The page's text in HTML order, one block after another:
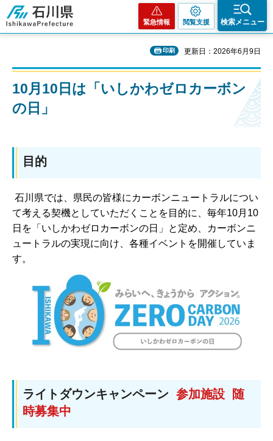
石川県
緊急情報 閲覧支援 検索メニュー
印刷 更新日：2026年6月9日
10月10日は「いしかわゼロカーボン
の日」
目的
石川県では、県民の皆様にカーボンニュートラルについ
て考える契機としていただくことを目的に、毎年10月10
日を「いしかわゼロカーボンの日」と定め、カーボンニ
ュートラルの実現に向け、各種イベントを開催していま
す。
ライトダウンキャンペーン 参加施設 随
時募集中